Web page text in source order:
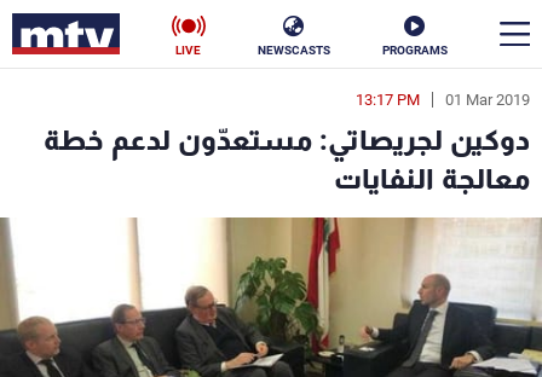
PROGRAMS
NEWSCASTS
LIVE
01 Mar 2019
13:17 PM
دوكين لجريصاتي: مستعدّون لدعم خطة
معالجة النفايات
en
الأخبار
سياسة ناس
فن
منوعات رياضة